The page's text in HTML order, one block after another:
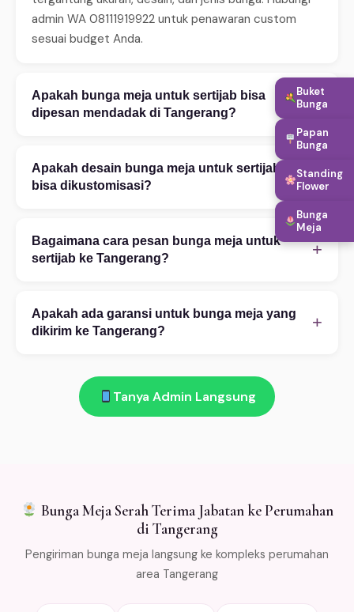
admin WA 08111919922 untuk penawaran custom
sesuai budget Anda.
Apakah bunga meja untuk sertijab bisa
dipesan mendadak di Tangerang?
+
Ya, WinnerFleur menerima pesanan mendadak 24 jam.
Untuk same-day delivery (2–4 jam), pastikan order
sebelum jam 14:00. Tersedia juga layanan express 2–
4 jam untuk area tertentu. Hubungi WA untuk
Apakah desain bunga meja untuk sertijab
bisa dikustomisasi?
+
Tentu! Kami melayani kustomisasi penuh — mulai
warna bunga, ukuran rangkaian, teks ucapan, hingga
penambahan aksesoris. Konsultasi desain gratis via
Bagaimana cara pesan bunga meja untuk
sertijab ke Tangerang?
+
Ceritakan kebutuhan Anda — kategori, occasion,
budget, dan alamat tujuan di Tangerang. (2) Pilih
Apakah ada garansi untuk bunga meja yang
dikirim ke Tangerang?
+
diterima di Tangerang → kami ganti gratis. Salah kirim
→ refund penuh. Kami kemas bunga dengan cold
Tanya Admin Langsung
Bunga Meja Serah Terima Jabatan ke Perumahan
di Tangerang
Pengiriman bunga meja langsung ke kompleks perumahan
area Tangerang
Buket
Bunga
Papan
Bunga
Standing
Flower
Bunga
Meja